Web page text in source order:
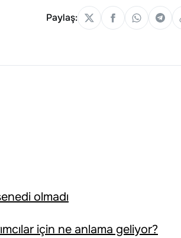
Paylaş:
olmadı
için ne anlama geliyor?